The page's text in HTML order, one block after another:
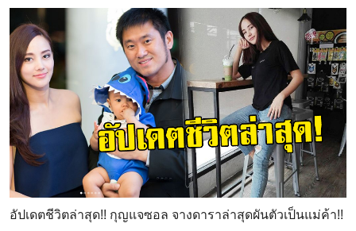
อัปเดตชีวิตล่าสุด!! กุญแจซอล จางดาราล่าสุดผันตัวเป็นแม่ค้า!!